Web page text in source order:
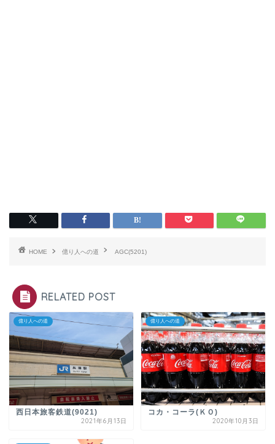
HOME 億り人への道 AGC(5201)
RELATED POST
億り人への道
西日本旅客鉄道(9021)
2021年6月13日
億り人への道
コカ・コーラ(ＫＯ)
2020年10月3日